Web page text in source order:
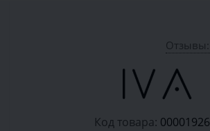
Отзывы:
Код товара: